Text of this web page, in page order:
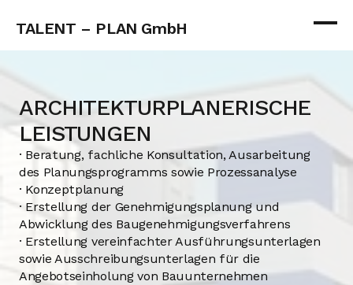
TALENT – PLAN GmbH
ARCHITEKTURPLANERISCHE
LEISTUNGEN
· Beratung, fachliche Konsultation, Ausarbeitung
des Planungsprogramms sowie Prozessanalyse
· Konzeptplanung
· Erstellung der Genehmigungsplanung und
Abwicklung des Baugenehmigungsverfahrens
· Erstellung vereinfachter Ausführungsunterlagen
sowie Ausschreibungsunterlagen für die
Angebotseinholung von Bauunternehmen